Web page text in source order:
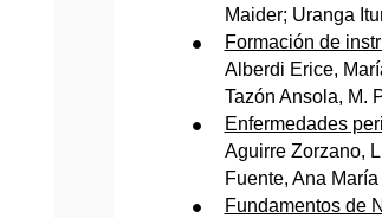
Maider; Uranga
Formación de
Alberdi Erice,
Tazón Ansola, M.
Enfermedades
Aguirre Zorzano,
Fuente, Ana María
Fundamentos de